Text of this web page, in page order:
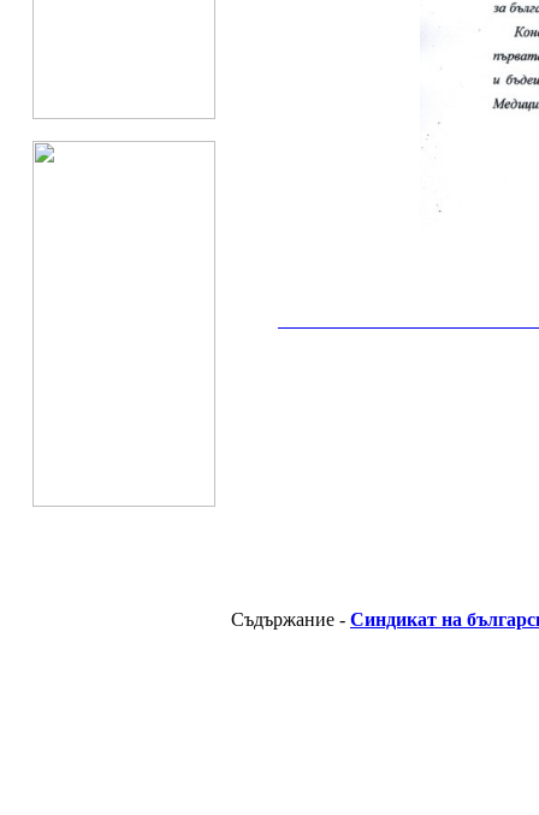
Съдържание - Синдикат на